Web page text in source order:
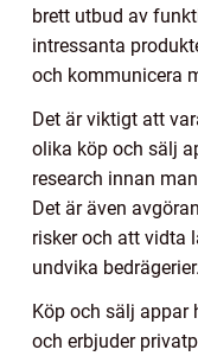
brett utbud av
intressanta
och kommunicera
Det är viktigt att
olika köp och sälj
research innan
Det är även
risker och att vidta
undvika bedrägerier.
Köp och sälj appar
och erbjuder